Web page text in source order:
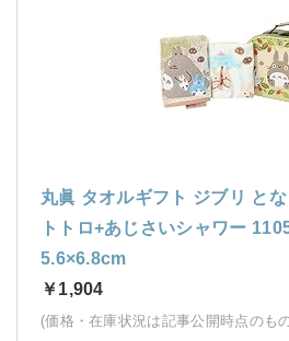
丸眞 タオルギフト ジブリ と
トトロ+あじさいシャワー
5.6×6.8cm
￥1,904
(価格・在庫状況は記事公開時点のも